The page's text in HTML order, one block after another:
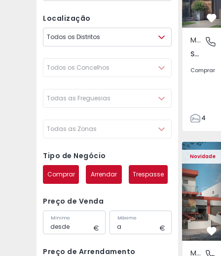
Localização
Todos os Distritos
Todos os Concelhos
Todas as Freguesias
Todas as Zonas
Tipo de Negócio
Comprar Arrendar Trespasse
Preço de Venda
Mínimo Máximo
Preço de Arrendamento
São
Moradia Geminada
São João das Lampas e Terrugem, Lisboa
Comprar
4
135
193
240
Novidade
Moradia Geminada
Moradia
Moradia Geminada